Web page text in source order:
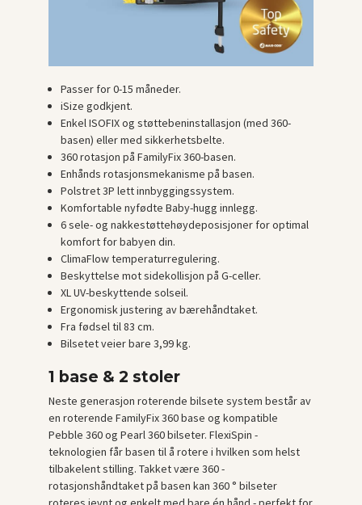
Passer for 0-15 måneder.
iSize godkjent.
Enkel ISOFIX og støttebeninstallasjon (med 360-
basen) eller med sikkerhetsbelte.
360 rotasjon på FamilyFix 360-basen.
Enhånds rotasjonsmekanisme på basen.
Polstret 3P lett innbyggingssystem.
Komfortable nyfødte Baby-hugg innlegg.
6 sele- og nakkestøttehøydeposisjoner for optimal
komfort for babyen din.
ClimaFlow temperaturregulering.
Beskyttelse mot sidekollisjon på G-celler.
XL UV-beskyttende solseil.
Ergonomisk justering av bærehåndtaket.
Fra fødsel til 83 cm.
Bilsetet veier bare 3,99 kg.
1 base & 2 stoler
Neste generasjon roterende bilsete system består av
en roterende FamilyFix 360 base og kompatible
Pebble 360 og Pearl 360 bilseter. FlexiSpin -
teknologien får basen til å rotere i hvilken som helst
tilbakelent stilling. Takket være 360 -
rotasjonshåndtaket på basen kan 360 ° bilseter